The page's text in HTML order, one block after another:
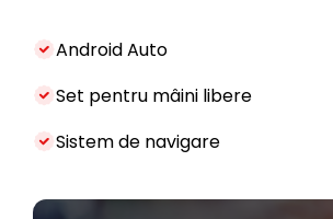
Android Auto
Set pentru mâini libere
Sistem de navigare